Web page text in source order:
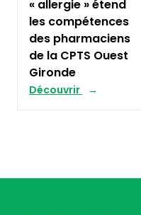
« allergie » étend
les compétences
des pharmaciens
de la CPTS Ouest
Gironde
Découvrir